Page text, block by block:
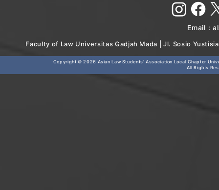
Email :
Faculty of Law Universitas Gadjah Mada | Jl. Sosio
Copyright © 2026 Asian Law Students' Association Local Chapter
All Rights